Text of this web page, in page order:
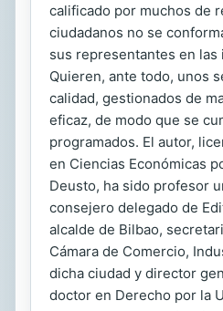
calificado por muchos de
ciudadanos no se
sus representantes en
Quieren, ante todo, unos
calidad, gestionados de
eficaz, de modo que se
programados. El autor,
en Ciencias Económicas
Deusto, ha sido profesor
consejero delegado de
alcalde de Bilbao,
Cámara de Comercio,
dicha ciudad y director
doctor en Derecho por la